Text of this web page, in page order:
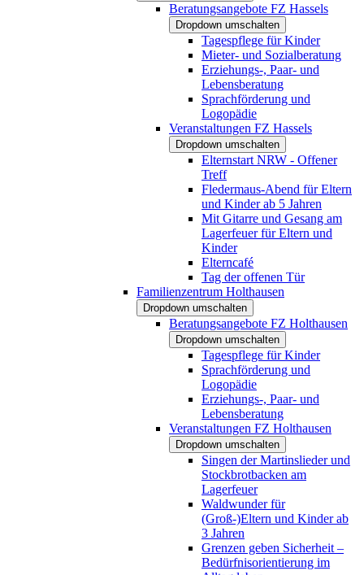
Beratungsangebote FZ Hassels
Dropdown umschalten
Tagespflege für Kinder
Mieter- und Sozialberatung
Erziehungs-, Paar- und
Lebensberatung
Sprachförderung und
Logopädie
Veranstaltungen FZ Hassels
Dropdown umschalten
Elternstart NRW - Offener
Treff
Fledermaus-Abend für Eltern
und Kinder ab 5 Jahren
Mit Gitarre und Gesang am
Lagerfeuer für Eltern und
Kinder
Elterncafé
Tag der offenen Tür
Familienzentrum Holthausen
Dropdown umschalten
Beratungsangebote FZ Holthausen
Dropdown umschalten
Tagespflege für Kinder
Sprachförderung und
Logopädie
Erziehungs-, Paar- und
Lebensberatung
Veranstaltungen FZ Holthausen
Dropdown umschalten
Singen der Martinslieder und
Stockbrotbacken am
Lagerfeuer
Waldwunder für
(Groß-)Eltern und Kinder ab
3 Jahren
Grenzen geben Sicherheit –
Bedürfnisorientierung im